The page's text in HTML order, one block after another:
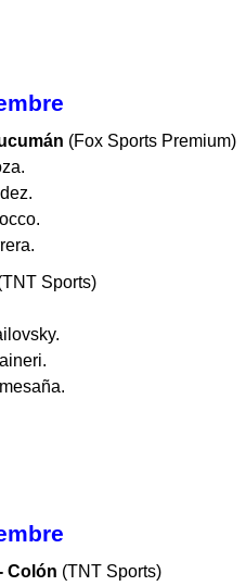
(Fox Sports Premium)
Sports)
Colón (TNT Sports)